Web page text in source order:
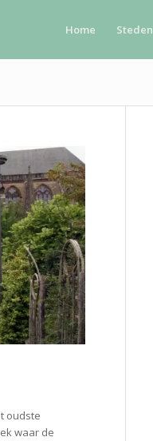
Home Steden
oudste
waar de